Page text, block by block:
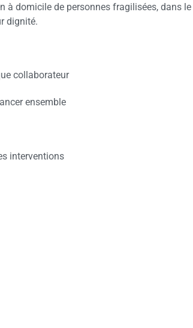
à domicile de personnes fragilisées, dans le
dignité.
collaborateur
ensemble
interventions